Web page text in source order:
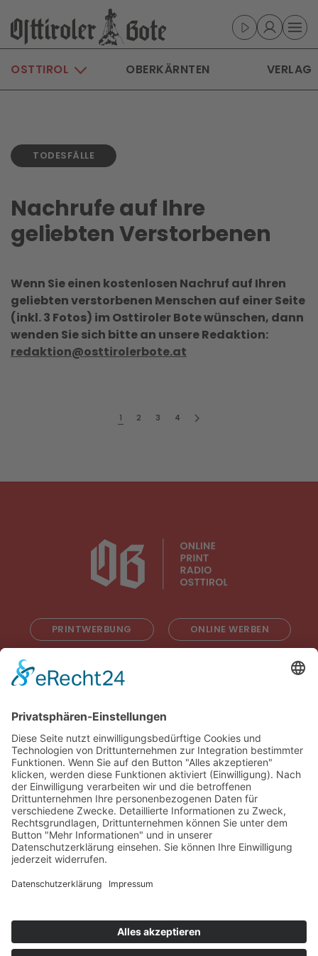
Skip to main content
OSTTIROL OBERKÄRNTEN VERLAG
TODESFÄLLE
Nachrufe auf Ihre
geliebten Verstorbenen
Wenn Sie einen kostenlosen Nachruf auf Ihren
geliebten verstorbenen Menschen auf einer Seite
(inkl. 3 Fotos) im Osttiroler Bote wünschen, dann
wenden Sie sich bitte an unsere Redaktion:
redaktion@osttirolerbote.at
1 2 3 4
PRINTWERBUNG ONLINE WERBEN
Impressum
AGB
Cookie-Einstellungen